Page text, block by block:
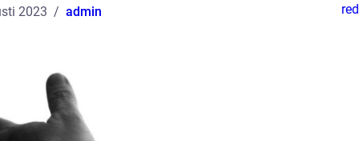
2023 admin